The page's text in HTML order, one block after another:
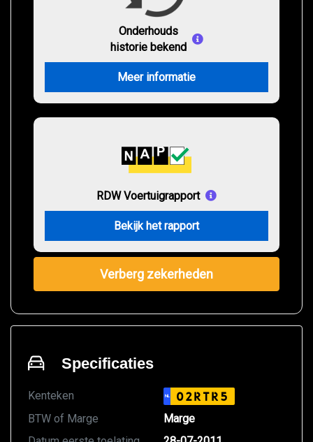
Onderhouds
historie bekend
Meer informatie
RDW Voertuigrapport
Bekijk het rapport
Verberg zekerheden
Specificaties
Kenteken NL 02RTR5
BTW of Marge
Marge